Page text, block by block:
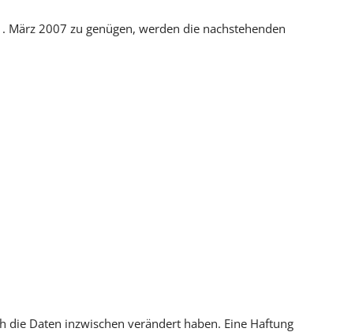
2007 zu genügen, werden die nachstehenden
Daten inzwischen verändert haben. Eine Haftung